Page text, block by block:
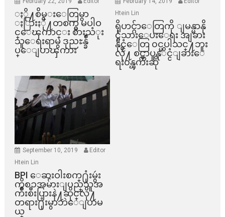
ႏို႔စိမ္းေတြမွာ
ႏြားႏို႔တစက္မွ မပါဝ
င္ေၾကာင္း စားသံုး
သူေရးရာမွ ဒုညႊန္ခ်ဳ
ပ္ေျပာၾကား
Htein Lin
ရိုဟင္ဂ်ာေတြကို ျမန္မာနို
င္ငံသားေပးေရး အျခား
နိုင္ငံေတြ ၀င္မပါသင္႔ဘူး
လို႔ စင္ကာပူနုိင္ငံျခားေ
ရး၀န္ၾကီးဆို
September 10, 2019
Editor
Htein Lin
BPI ​ေဆးဝါးစက္​႐ုံးမွဴး
ကိစၥအမ်ားျပည္​သူအ
က်ိဳးစီးပြားနဲ႔ဆိုင္​လို႔
တရား႐ုံးမွာဘဲေျပာမ
ယ္​